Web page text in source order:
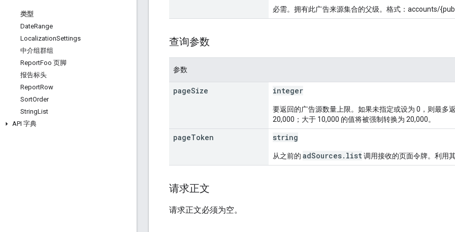
类型
DateRange
LocalizationSettings
中介组群组
ReportFoo 页脚
报告标头
ReportRow
SortOrder
StringList
API 字典
必需。拥有此广告来源集合的父级。格式：accounts/
查询参数
参数
pageSize integer
要返回的广告源数量上限。如果未指定或设为 0，则最多
20,000；大于 10,000 的值将被强制转换为 20,000。
pageToken string
从之前的 adSources.list调用接收的页面令牌。利用
请求正文
请求正文必须为空。